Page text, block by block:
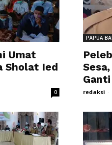
Umat
Sholat Ied
0
PAPUA
redaksi -